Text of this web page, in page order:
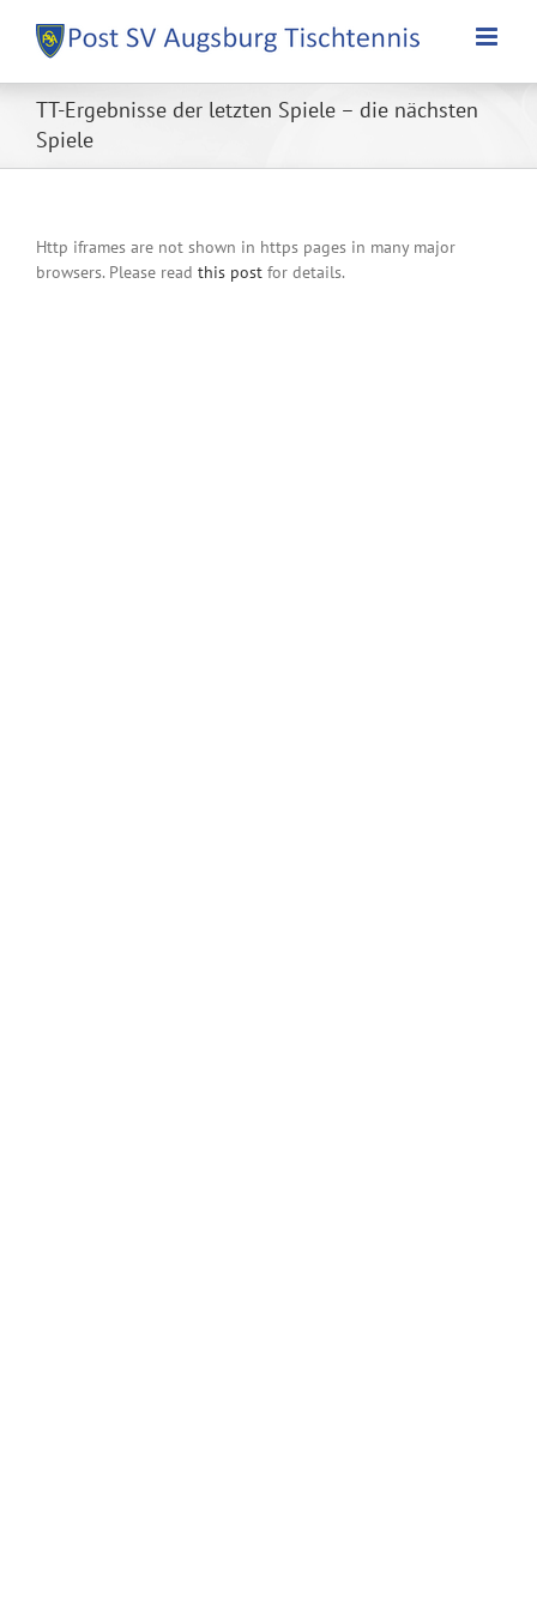
Inhalt
springen
TT-Ergebnisse der letzten Spiele – die nächsten
Spiele
Http iframes are not shown in https pages in many major
browsers. Please read this post for details.